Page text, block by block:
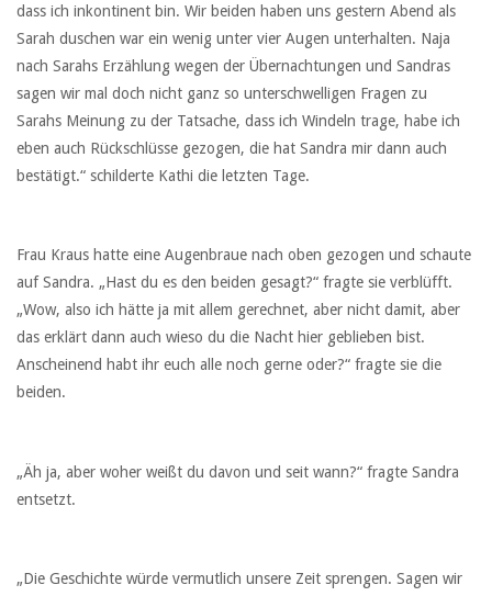
dass ich inkontinent bin. Wir beiden haben uns gestern Abend als
Sarah duschen war ein wenig unter vier Augen unterhalten. Naja
nach Sarahs Erzählung wegen der Übernachtungen und Sandras
sagen wir mal doch nicht ganz so unterschwelligen Fragen zu
Sarahs Meinung zu der Tatsache, dass ich Windeln trage, habe ich
eben auch Rückschlüsse gezogen, die hat Sandra mir dann auch
bestätigt.“ schilderte Kathi die letzten Tage.
Frau Kraus hatte eine Augenbraue nach oben gezogen und schaute
auf Sandra. „Hast du es den beiden gesagt?“ fragte sie verblüfft.
„Wow, also ich hätte ja mit allem gerechnet, aber nicht damit, aber
das erklärt dann auch wieso du die Nacht hier geblieben bist.
Anscheinend habt ihr euch alle noch gerne oder?“ fragte sie die
beiden.
„Äh ja, aber woher weißt du davon und seit wann?“ fragte Sandra
entsetzt.
„Die Geschichte würde vermutlich unsere Zeit sprengen. Sagen wir